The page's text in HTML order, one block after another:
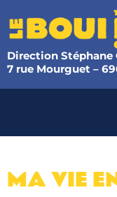
Direction Stéphane
7 rue Mourguet –
MA VIE